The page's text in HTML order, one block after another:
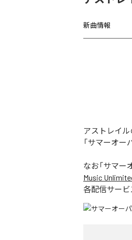
新曲情報
アストレイル
「サマーオー
なお「サマー
Music
各配信サービ